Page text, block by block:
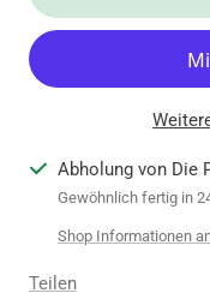
Abholung von Die
Gewöhnlich fertig in
Shop Informationen
Teilen